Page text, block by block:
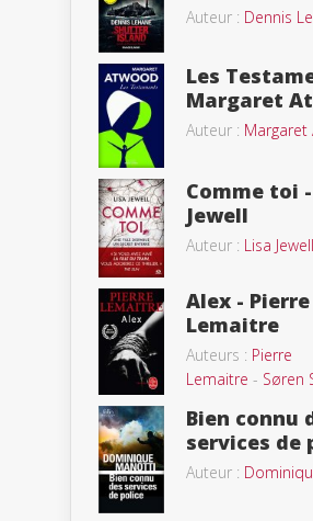
Auteur : Dennis
Les
Margaret
Auteur : Margaret
Comme toi
Jewell
Auteur : Lisa Jewell
Alex - Pierre
Lemaitre
Auteurs : Pierre
Lemaitre - Søren
Bien connu
services de
Auteur :